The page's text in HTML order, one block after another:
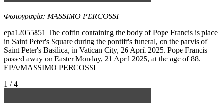
Φωτογραφία: MASSIMO PERCOSSI
epa12055851 The coffin containing the body of Pope Francis is
in Saint Peter's Square during the pontiff's funeral, on the parvis of
Saint Peter's Basilica, in Vatican City, 26 April 2025. Pope Francis
passed away on Easter Monday, 21 April 2025, at the age of 88.
EPA/MASSIMO PERCOSSI
1 / 4